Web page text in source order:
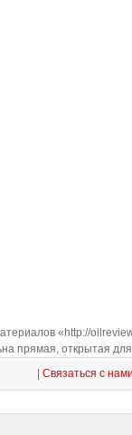
«http://
прямая, открытая
Связаться с